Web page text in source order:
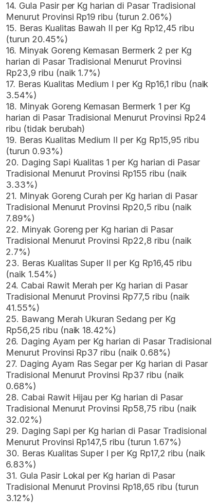
14. Gula Pasir per Kg harian di Pasar Tradisional
Menurut Provinsi Rp19 ribu (turun 2.06%)
15. Beras Kualitas Bawah II per Kg Rp12,45 ribu
(turun 20.45%)
16. Minyak Goreng Kemasan Bermerk 2 per Kg
harian di Pasar Tradisional Menurut Provinsi
Rp23,9 ribu (naik 1.7%)
17. Beras Kualitas Medium I per Kg Rp16,1 ribu (naik
3.54%)
18. Minyak Goreng Kemasan Bermerk 1 per Kg
harian di Pasar Tradisional Menurut Provinsi Rp24
ribu (tidak berubah)
19. Beras Kualitas Medium II per Kg Rp15,95 ribu
(turun 0.93%)
20. Daging Sapi Kualitas 1 per Kg harian di Pasar
Tradisional Menurut Provinsi Rp155 ribu (naik
3.33%)
21. Minyak Goreng Curah per Kg harian di Pasar
Tradisional Menurut Provinsi Rp20,5 ribu (naik
7.89%)
22. Minyak Goreng per Kg harian di Pasar
Tradisional Menurut Provinsi Rp22,8 ribu (naik
2.7%)
23. Beras Kualitas Super II per Kg Rp16,45 ribu
(naik 1.54%)
24. Cabai Rawit Merah per Kg harian di Pasar
Tradisional Menurut Provinsi Rp77,5 ribu (naik
41.55%)
25. Bawang Merah Ukuran Sedang per Kg
Rp56,25 ribu (naik 18.42%)
26. Daging Ayam per Kg harian di Pasar Tradisional
Menurut Provinsi Rp37 ribu (naik 0.68%)
27. Daging Ayam Ras Segar per Kg harian di Pasar
Tradisional Menurut Provinsi Rp37 ribu (naik
0.68%)
28. Cabai Rawit Hijau per Kg harian di Pasar
Tradisional Menurut Provinsi Rp58,75 ribu (naik
32.02%)
29. Daging Sapi per Kg harian di Pasar Tradisional
Menurut Provinsi Rp147,5 ribu (turun 1.67%)
30. Beras Kualitas Super I per Kg Rp17,2 ribu (naik
6.83%)
31. Gula Pasir Lokal per Kg harian di Pasar
Tradisional Menurut Provinsi Rp18,65 ribu (turun
3.12%)